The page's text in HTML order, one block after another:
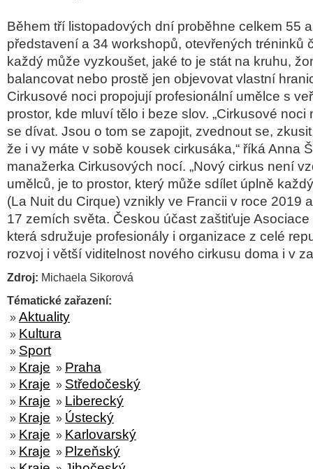
Během tří listopadových dní proběhne celkem 55
představení a 34 workshopů, otevřených tréninků
každý může vyzkoušet, jaké to je stát na kruhu,
balancovat nebo prostě jen objevovat vlastní
Cirkusové noci propojují profesionální umělce s
prostor, kde mluví tělo i beze slov. „Cirkusové noci
se dívat. Jsou o tom se zapojit, zvednout se,
že i vy máte v sobě kousek cirkusáka,“ říká Anna
manažerka Cirkusových nocí. „Nový cirkus není
umělců, je to prostor, který může sdílet úplně
(La Nuit du Cirque) vznikly ve Francii v roce 2019
17 zemích světa. Českou účast zaštiťuje
která sdružuje profesionály i organizace z celé
rozvoj i větší viditelnost nového cirkusu doma i v
Zdroj: Michaela Sikorová
Tématické zařazení:
» Aktuality
» Kultura
» Sport
» Kraje » Praha
» Kraje » Středočeský
» Kraje » Liberecký
» Kraje » Ústecký
» Kraje » Karlovarský
» Kraje » Plzeňský